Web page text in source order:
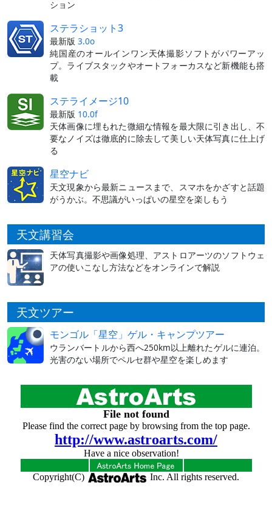
ション
ステラショット3
最新版 3.0o
純国産のオールインワン天体撮影ソフトがパワーアッ
プ。ライブスタックやオートフォーカスなど新機能も搭
載
ステライメージ10
最新版 10.0f
天体画像に埋もれた微細な情報を最大限に引き出し、不
要なノイズは徹底的に除去して美しい天体写真に仕上げ
る
星空ナビ
天文現象から最新ニュースまで、スマホをかざすと話題
がうかぶ。不思議がいっぱいの星空を楽しもう
天文講習会
天体写真撮影や画像処理、アストロアーツのソフトウェ
アの使いこなし方法などをオンラインで解説
天文ツアー
モンゴル「星空」ゲル・キャンプツアー
ウランバートルから西へ250km以上離れたゲルに連泊。
光害のない場所でペルセ群や星空を楽しめます